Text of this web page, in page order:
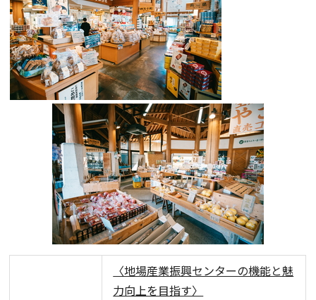
〈地場産業振興センターの機能と魅
力向上を目指す〉